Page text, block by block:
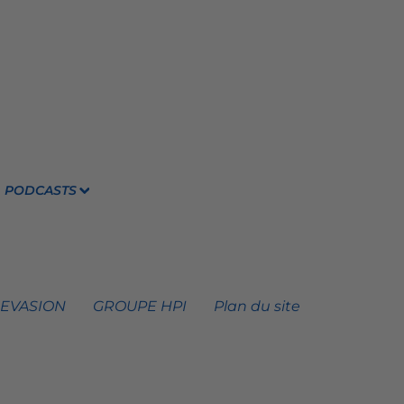
PODCASTS
GROUPE HPI Plan du site